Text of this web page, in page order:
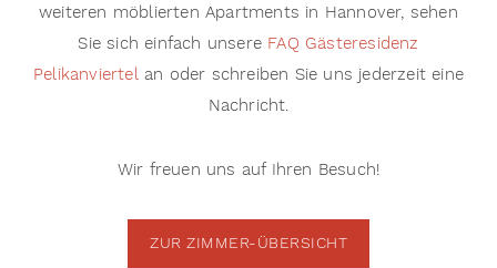
weiteren möblierten Apartments in Hannover, sehen
Sie sich einfach unsere FAQ Gästeresidenz
Pelikanviertel an oder schreiben Sie uns jederzeit eine
Nachricht.
Wir freuen uns auf Ihren Besuch!
ZUR ZIMMER-ÜBERSICHT